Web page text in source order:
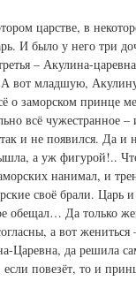
царстве, в
И было у него три
– Акулина-
вот младшую,
о заморском принце
всё чужестранное
и не появился. Да и
а уж фигурой!..
нанимал, и
своё брали. Царь
обещал… Да только
а вот
Царевна, да решила
повезёт, то и